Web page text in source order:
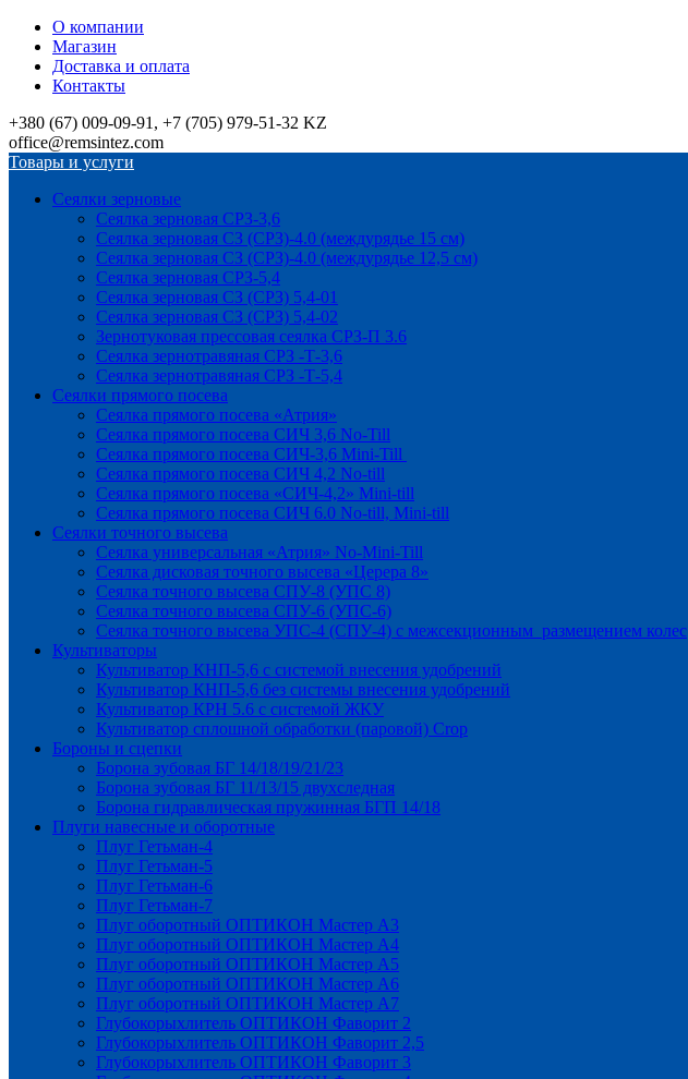
О компании
Магазин
Доставка и оплата
Контакты
+380 (67) 009-09-91, +7 (705) 979-51-32 KZ
office@remsintez.com
Товары и услуги
Сеялки зерновые
Сеялка зерновая СРЗ-3,6
Сеялка зерновая СЗ (СРЗ)-4.0 (междурядье 15 см)
Сеялка зерновая СЗ (СРЗ)-4.0 (междурядье 12,5 см)
Сеялка зерновая СРЗ-5,4
Сеялка зерновая СЗ (СРЗ) 5,4-01
Сеялка зерновая СЗ (СРЗ) 5,4-02
Зернотуковая прессовая сеялка СРЗ-П 3.6
Сеялка зернотравяная СРЗ -Т-3,6
Сеялка зернотравяная СРЗ -Т-5,4
Сеялки прямого посева
Сеялка прямого посева «Атрия»
Сеялка прямого посева СИЧ 3,6 No-Till
Сеялка прямого посева СИЧ-3,6 Mini-Till
Сеялка прямого посева СИЧ 4,2 No-till
Сеялка прямого посева «СИЧ-4,2» Mini-till
Сеялка прямого посева СИЧ 6.0 No-till, Mini-till
Сеялки точного высева
Сеялка универсальная «Атрия» No-Mini-Till
Сеялка дисковая точного высева «Церера 8»
Сеялка точного высева СПУ-8 (УПС 8)
Сеялка точного высева СПУ-6 (УПС-6)
Сеялка точного высева УПС-4 (СПУ-4) с межсекционным размещением колес
Культиваторы
Культиватор КНП-5,6 с системой внесения удобрений
Культиватор КНП-5,6 без системы внесения удобрений
Культиватор КРН 5.6 с системой ЖКУ
Культиватор сплошной обработки (паровой) Crop
Бороны и сцепки
Борона зубовая БГ 14/18/19/21/23
Борона зубовая БГ 11/13/15 двухследная
Борона гидравлическая пружинная БГП 14/18
Плуги навесные и оборотные
Плуг Гетьман-4
Плуг Гетьман-5
Плуг Гетьман-6
Плуг Гетьман-7
Плуг оборотный ОПТИКОН Мастер А3
Плуг оборотный ОПТИКОН Мастер А4
Плуг оборотный ОПТИКОН Мастер А5
Плуг оборотный ОПТИКОН Мастер А6
Плуг оборотный ОПТИКОН Мастер А7
Глубокорыхлитель ОПТИКОН Фаворит 2
Глубокорыхлитель ОПТИКОН Фаворит 2,5
Глубокорыхлитель ОПТИКОН Фаворит 3